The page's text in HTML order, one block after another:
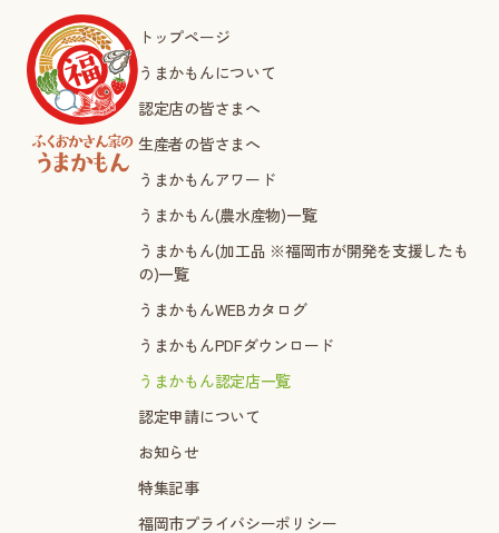
トップページ
うまかもんについて
認定店の皆さまへ
生産者の皆さまへ
うまかもんアワード
うまかもん(農水産物)一覧
うまかもん(加工品 ※福岡市が開発を支援したも
の)一覧
うまかもんWEBカタログ
うまかもんPDFダウンロード
うまかもん認定店一覧
認定申請について
お知らせ
特集記事
福岡市プライバシーポリシー